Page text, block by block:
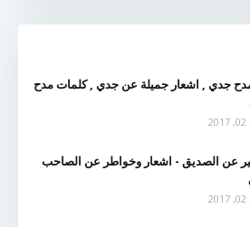
جدي , اشعار جميلة عن جدي , كلمات مدح
عن الصديق - اشعار وخواطر عن الصاحب